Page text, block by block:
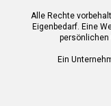
Alle Rechte
Eigenbedarf. Eine
Ein